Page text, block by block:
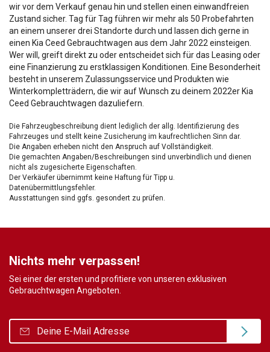
wir vor dem Verkauf genau hin und stellen einen einwandfreien
Zustand sicher. Tag für Tag führen wir mehr als 50 Probefahrten
an einem unserer drei Standorte durch und lassen dich gerne in
einen Kia Ceed Gebrauchtwagen aus dem Jahr 2022 einsteigen.
Wer will, greift direkt zu oder entscheidet sich für das Leasing oder
eine Finanzierung zu erstklassigen Konditionen. Eine Besonderheit
besteht in unserem Zulassungsservice und Produkten wie
Winterkompletträdern, die wir auf Wunsch zu deinem 2022er Kia
Ceed Gebrauchtwagen dazuliefern.
Die Fahrzeugbeschreibung dient lediglich der allg. Identifizierung des
Fahrzeuges und stellt keine Zusicherung im kaufrechtlichen Sinn dar.
Die Angaben erheben nicht den Anspruch auf Vollständigkeit.
Die gemachten Angaben/Beschreibungen sind unverbindlich und dienen
nicht als zugesicherte Eigenschaften.
Der Verkäufer übernimmt keine Haftung für Tipp u.
Datenübermittlungsfehler.
Ausstattungen sind ggfs. gesondert zu prüfen.
Nichts mehr verpassen!
Sei einer der ersten und profitiere von unseren exklusiven
Gebrauchtwagen Angeboten.